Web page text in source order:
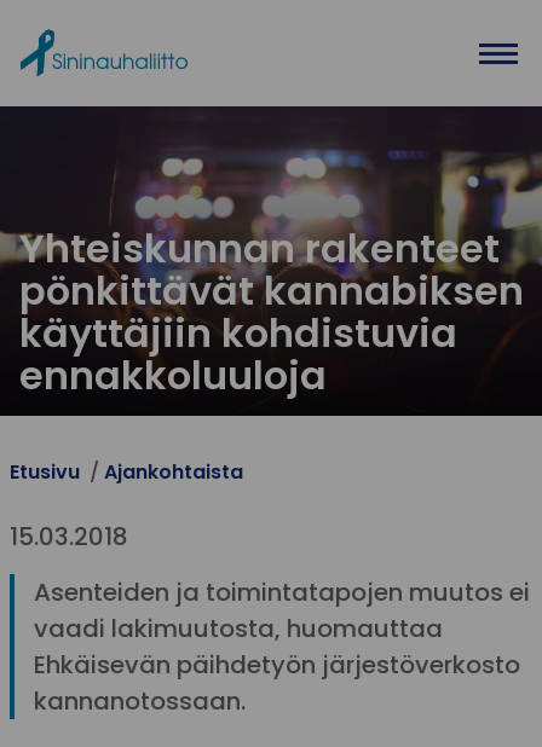
Yhteiskunnan rakenteet
pönkittävät kannabiksen
käyttäjiin kohdistuvia
ennakkoluuloja
Etusivu Ajankohtaista
15.03.2018
Asenteiden ja toimintatapojen muutos ei
vaadi lakimuutosta, huomauttaa
Ehkäisevän päihdetyön järjestöverkosto
kannanotossaan.